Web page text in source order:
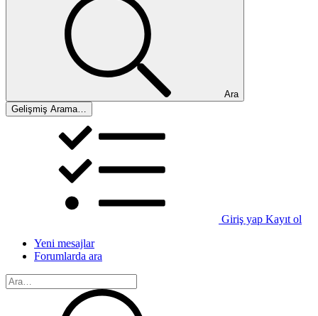
Ara
Gelişmiş Arama…
Giriş yap Kayıt ol
Yeni mesajlar
Forumlarda ara